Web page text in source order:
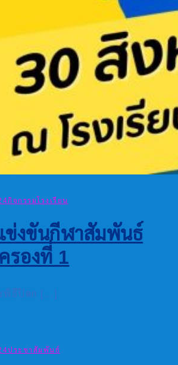
กิจกรรมโรงเรียน
ข่งขันกีฬาสัมพันธ์
รองที่ 1
พิธีปิดก […]
ประชาสัมพันธ์